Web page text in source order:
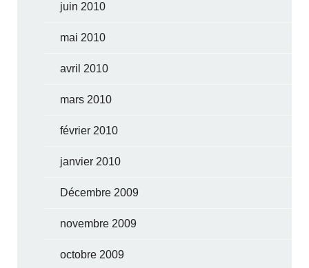
juin 2010
mai 2010
avril 2010
mars 2010
février 2010
janvier 2010
Décembre 2009
novembre 2009
octobre 2009